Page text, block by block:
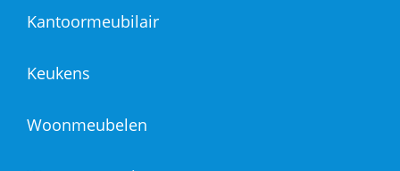
Kantoormeubilair
Keukens
Woonmeubelen